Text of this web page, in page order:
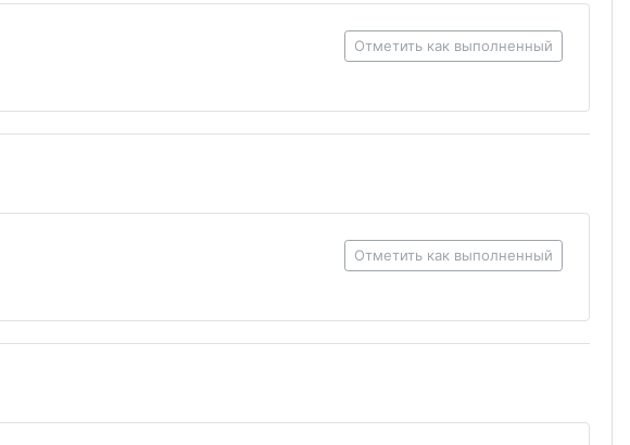
Отметить как выполненный
Отметить как выполненный